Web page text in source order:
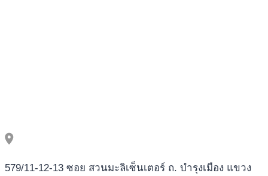
579/11-12-13 ซอย สวนมะลิเซ็นเตอร์ ถ. บำรุงเมือง แขวง